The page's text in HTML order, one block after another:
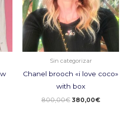
Sin categorizar
Chanel brooch «i love coco»
with box
800,00€ 380,00€